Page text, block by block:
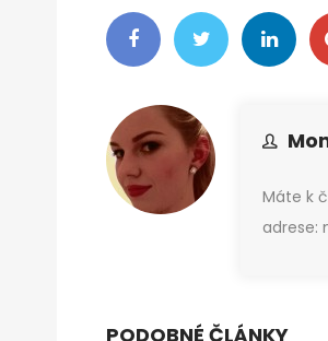
Máte k
adrese:
PODOBNÉ ČLÁNKY